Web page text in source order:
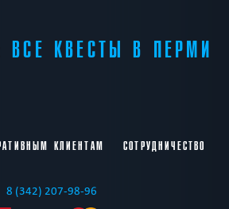
ВСЕ КВЕСТЫ В ПЕРМИ
КЛИЕНТАМ СОТРУДНИЧЕСТВО
8 (342) 207-98-96